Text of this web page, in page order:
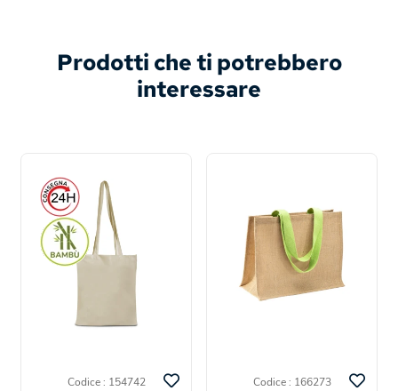
Prodotti che ti potrebbero
interessare
Codice : 154742 Codice : 166273